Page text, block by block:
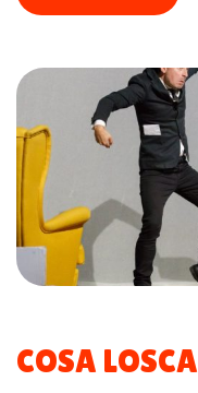
COSA LOSCA